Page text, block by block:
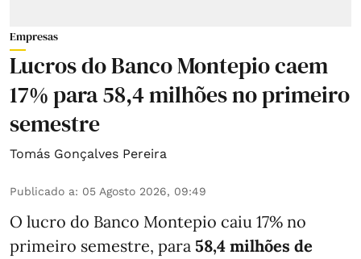
Empresas
Lucros do Banco Montepio caem
17% para 58,4 milhões no primeiro
semestre
Tomás Gonçalves Pereira
Publicado a: 05 Agosto 2026, 09:49
O lucro do Banco Montepio caiu 17% no
primeiro semestre, para 58,4 milhões de